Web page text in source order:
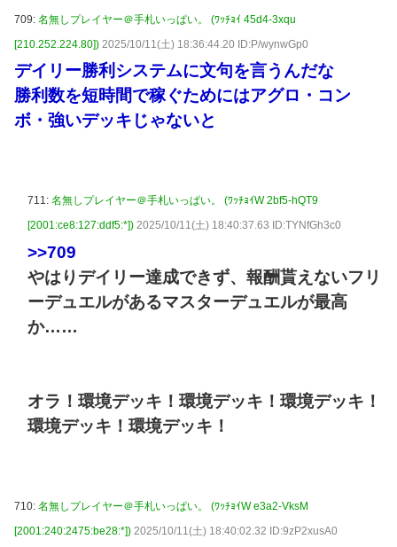
709: 名無しプレイヤー＠手札いっぱい。 (ﾜｯﾁｮｲ 45d4-3xqu
[210.252.224.80]) 2025/10/11(土) 18:36:44.20 ID:P/wynwGp0
デイリー勝利システムに文句を言うんだな
勝利数を短時間で稼ぐためにはアグロ・コン
ボ・強いデッキじゃないと
711: 名無しプレイヤー＠手札いっぱい。 (ﾜｯﾁｮｲW 2bf5-hQT9
[2001:ce8:127:ddf5:*]) 2025/10/11(土) 18:40:37.63 ID:TYNfGh3c0
>>709
やはりデイリー達成できず、報酬貰えないフリ
ーデュエルがあるマスターデュエルが最高
か……
オラ！環境デッキ！環境デッキ！環境デッキ！
環境デッキ！環境デッキ！
710: 名無しプレイヤー＠手札いっぱい。 (ﾜｯﾁｮｲW e3a2-VksM
[2001:240:2475:be28:*]) 2025/10/11(土) 18:40:02.32 ID:9zP2xusA0